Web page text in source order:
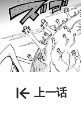
上一话